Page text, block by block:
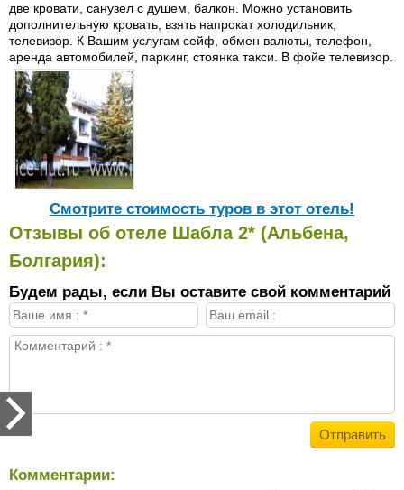
две кровати, санузел с душем, балкон. Можно установить
дополнительную кровать, взять напрокат холодильник,
телевизор. К Вашим услугам сейф, обмен валюты, телефон,
аренда автомобилей, паркинг, стоянка такси. В фойе телевизор.
Cмотрите стоимость туров в этот отель!
Отзывы об отеле Шабла 2* (Альбена,
Болгария):
Будем рады, если Вы оставите свой комментарий
Комментарии: